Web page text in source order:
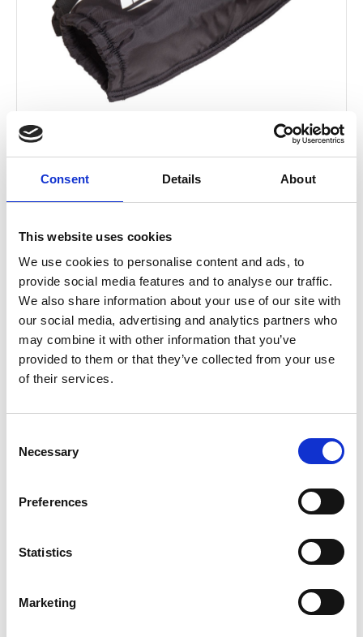
Consent Details About
This website uses cookies
We use cookies to personalise content and ads, to
provide social media features and to analyse our traffic.
We also share information about your use of our site with
our social media, advertising and analytics partners who
may combine it with other information that you’ve
provided to them or that they’ve collected from your use
of their services.
Selection
Necessary
Preferences
Statistics
Marketing
MM HANDWÄRMER
SKURAHW10
Kategorie Zubehör
Brand: MM
Alternative:
Mit zwei Innentaschen, in denen Wärmepads
zusätzliche Wärme untergebracht werden
1“ breiter Gurt mit D-Ring zur Befestigung
des Riemens